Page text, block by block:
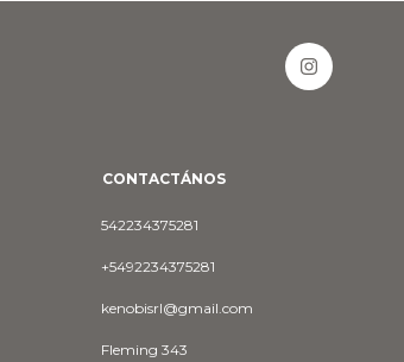
CONTACTÁNOS
542234375281
+5492234375281
kenobisrl@gmail.com
Fleming 343